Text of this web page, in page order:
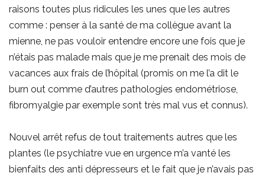
raisons toutes plus ridicules les unes que les autres
comme : penser à la santé de ma collègue avant la
mienne, ne pas vouloir entendre encore une fois que je
n’étais pas malade mais que je me prenait des mois de
vacances aux frais de l’hôpital (promis on me l’a dit le
burn out comme d’autres pathologies endométriose,
fibromyalgie par exemple sont très mal vus et connus).
Nouvel arrêt refus de tout traitements autres que les
plantes (le psychiatre vue en urgence m’a vanté les
bienfaits des anti dépresseurs et le fait que je n’avais pas